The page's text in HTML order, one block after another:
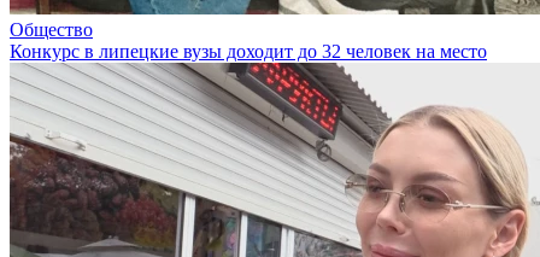
Общество
Конкурс в липецкие вузы доходит до 32 человек на место